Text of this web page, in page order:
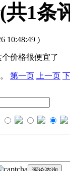
(共1条
10:48:49 )
价格很便宜了
第一页 上一页